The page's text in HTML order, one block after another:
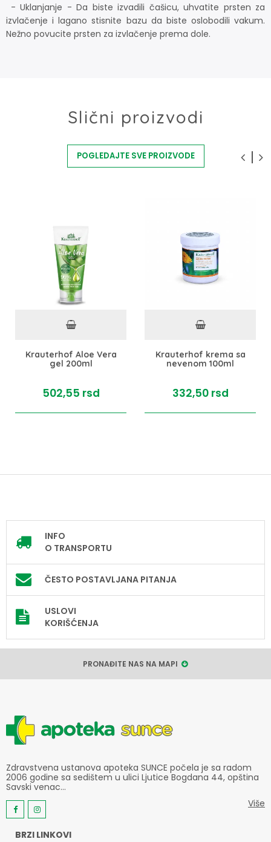
- Uklanjanje - Da biste izvadili čašicu, uhvatite prsten za
izvlačenje i lagano stisnite bazu da biste oslobodili vakum.
Nežno povucite prsten za izvlačenje prema dole.
Slični proizvodi
POGLEDAJTE SVE PROIZVODE
Krauterhof Aloe Vera
gel 200ml
502,55 rsd
Krauterhof krema sa
nevenom 100ml
332,50 rsd
INFO
O TRANSPORTU
ČESTO POSTAVLJANA PITANJA
USLOVI
KORIŠĆENJA
PRONAĐITE NAS NA MAPI
Zdravstvena ustanova apoteka SUNCE počela je sa radom
2006 godine sa sedištem u ulici Ljutice Bogdana 44, opština
Savski venac...
Više
BRZI LINKOVI